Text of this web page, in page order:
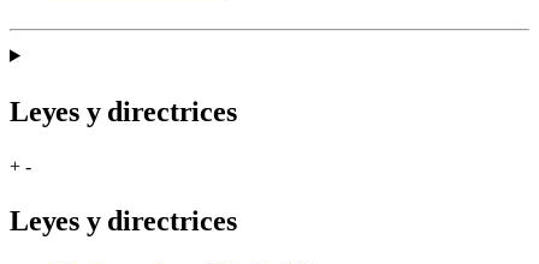
Leyes y directrices
+ -
Leyes y directrices